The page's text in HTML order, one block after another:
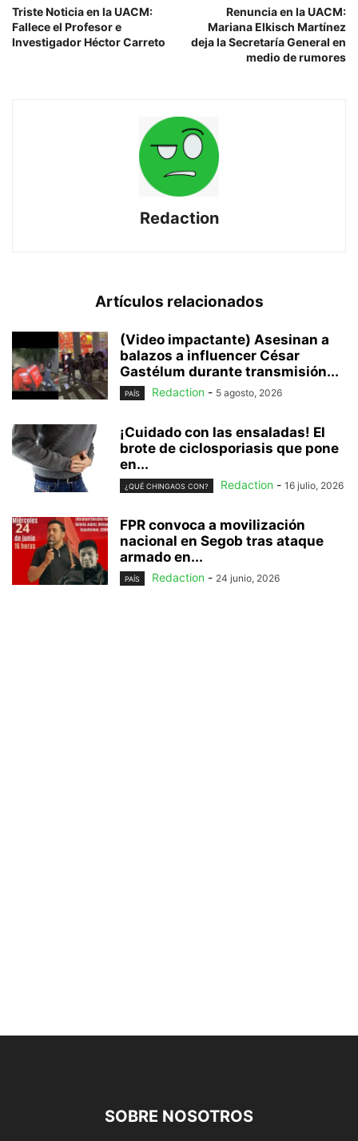
Triste Noticia en la UACM:
Fallece el Profesor e
Investigador Héctor Carreto
Renuncia en la UACM:
Mariana Elkisch Martínez
deja la Secretaría General en
medio de rumores
Redaction
Artículos relacionados
(Video impactante) Asesinan a
balazos a influencer César
Gastélum durante transmisión...
PAÍS Redaction - 5 agosto, 2026
¡Cuidado con las ensaladas! El
brote de ciclosporiasis que pone
en...
¿QUÉ CHINGAOS CON? Redaction - 16 julio, 2026
FPR convoca a movilización
nacional en Segob tras ataque
armado en...
PAÍS Redaction - 24 junio, 2026
SOBRE NOSOTROS